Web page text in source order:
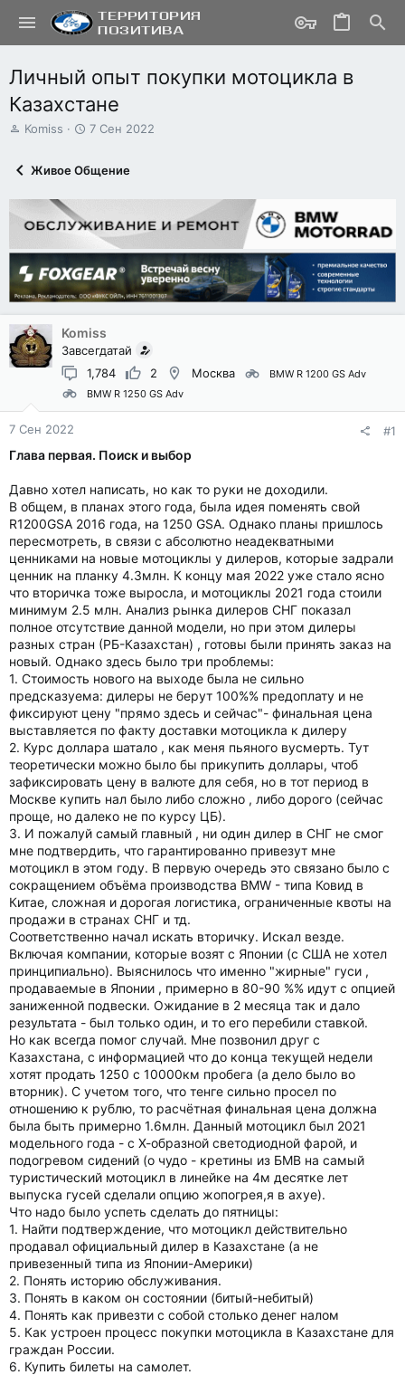
Личный опыт покупки мотоцикла в
Казахстане
А
е
ы
Komiss
Д
а
ч
л
а
7 Сен 2022
Живое Общение
Komiss
Завсегдатай
1,784
2 Москва
BMW R 1200 GS Adv
BMW R 1250 GS Adv
7 Сен 2022 #1
Глава первая. Поиск и выбор
Давно хотел написать, но как то руки не доходили.
В общем, в планах этого года, была идея поменять свой
R1200GSA 2016 года, на 1250 GSA. Однако планы пришлось
пересмотреть, в связи с абсолютно неадекватными
ценниками на новые мотоциклы у дилеров, которые задрали
ценник на планку 4.3млн. К концу мая 2022 уже стало ясно
что вторичка тоже выросла, и мотоциклы 2021 года стоили
минимум 2.5 млн. Анализ рынка дилеров СНГ показал
полное отсутствие данной модели, но при этом дилеры
разных стран (РБ-Казахстан) , готовы были принять заказ на
новый. Однако здесь было три проблемы:
1. Стоимость нового на выходе была не сильно
предсказуема: дилеры не берут 100%% предоплату и не
фиксируют цену "прямо здесь и сейчас"- финальная цена
выставляется по факту доставки мотоцикла к дилеру
2. Курс доллара шатало , как меня пьяного вусмерть. Тут
теоретически можно было бы прикупить доллары, чтоб
зафиксировать цену в валюте для себя, но в тот период в
Москве купить нал было либо сложно , либо дорого (сейчас
проще, но далеко не по курсу ЦБ).
3. И пожалуй самый главный , ни один дилер в СНГ не смог
мне подтвердить, что гарантированно привезут мне
мотоцикл в этом году. В первую очередь это связано было с
сокращением объёма производства BMW - типа Ковид в
Китае, сложная и дорогая логистика, ограниченные квоты на
продажи в странах СНГ и тд.
Соответственно начал искать вторичку. Искал везде.
Включая компании, которые возят с Японии (с США не хотел
принципиально). Выяснилось что именно "жирные" гуси ,
продаваемые в Японии , примерно в 80-90 %% идут с опцией
заниженной подвески. Ожидание в 2 месяца так и дало
результата - был только один, и то его перебили ставкой.
Но как всегда помог случай. Мне позвонил друг с
Казахстана, с информацией что до конца текущей недели
хотят продать 1250 с 10000км пробега (а дело было во
вторник). С учетом того, что тенге сильно просел по
отношению к рублю, то расчётная финальная цена должна
была быть примерно 1.6млн. Данный мотоцикл был 2021
модельного года - с Х-образной светодиодной фарой, и
подогревом сидений (о чудо - кретины из БМВ на самый
туристический мотоцикл в линейке на 4м десятке лет
выпуска гусей сделали опцию жопогрея,я в ахуе).
Что надо было успеть сделать до пятницы:
1. Найти подтверждение, что мотоцикл действительно
продавал официальный дилер в Казахстане (а не
привезенный типа из Японии-Америки)
2. Понять историю обслуживания.
3. Понять в каком он состоянии (битый-небитый)
4. Понять как привезти с собой столько денег налом
5. Как устроен процесс покупки мотоцикла в Казахстане для
граждан России.
6. Купить билеты на самолет.